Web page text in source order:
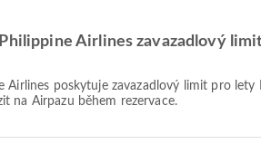
Airlines zavazadlový
na Airpazu během rezervace.